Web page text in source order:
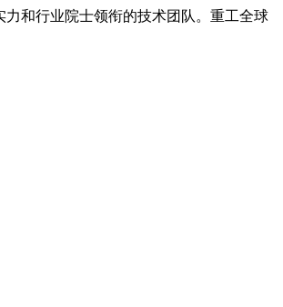
和行业院士领衔的技术团队。重工全球